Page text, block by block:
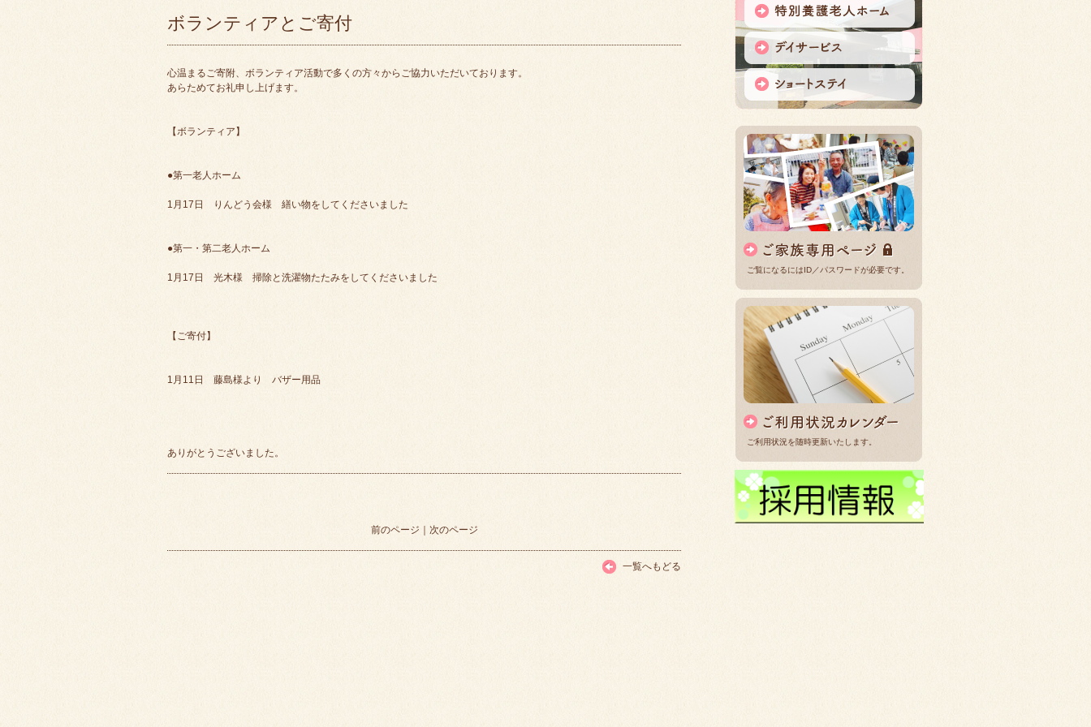
ボランティアとご寄付
心温まるご寄附、ボランティア活動で多くの方々からご協力いただいております。
あらためてお礼申し上げます。
【ボランティア】
●第一老人ホーム
1月17日 りんどう会様 繕い物をしてくださいました
●第一・第二老人ホーム
1月17日 光木様 掃除と洗濯物たたみをしてくださいました
【ご寄付】
1月11日 藤島様より バザー用品
ありがとうございました。
前のページ 次のページ
一覧へもどる
ご覧になるにはID／パスワードが必要です。
ご利用状況を随時更新いたします。